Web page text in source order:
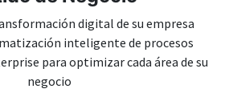
digital de su empresa
inteligente de procesos
para optimizar cada área de su
negocio